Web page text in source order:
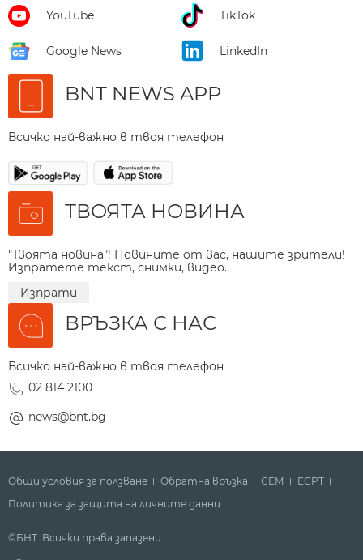
YouTube TikTok
Google News LinkedIn
BNT NEWS APP
Всичко най-важно в твоя телефон
ТВОЯТА НОВИНА
"Твоята новина"! Новините от вас, нашите зрители!
Изпратете текст, снимки, видео.
Изпрати
ВРЪЗКА С НАС
Всичко най-важно в твоя телефон
02 814 2100
news@bnt.bg
Общи условия за ползване Обратна връзка СЕМ
ECPT
Политика за защита на личните данни
©БНТ. Всички права запазени